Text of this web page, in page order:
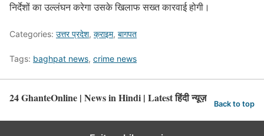
निर्देशों का उल्लंघन करेगा उसके खिलाफ सख्त कारवाई होगी।
Categories: उत्तर प्रदेश, क्राइम, बागपत
Tags: baghpat news, crime news
24 GhanteOnline | News in Hindi | Latest हिंदी न्यूज़ Back to top